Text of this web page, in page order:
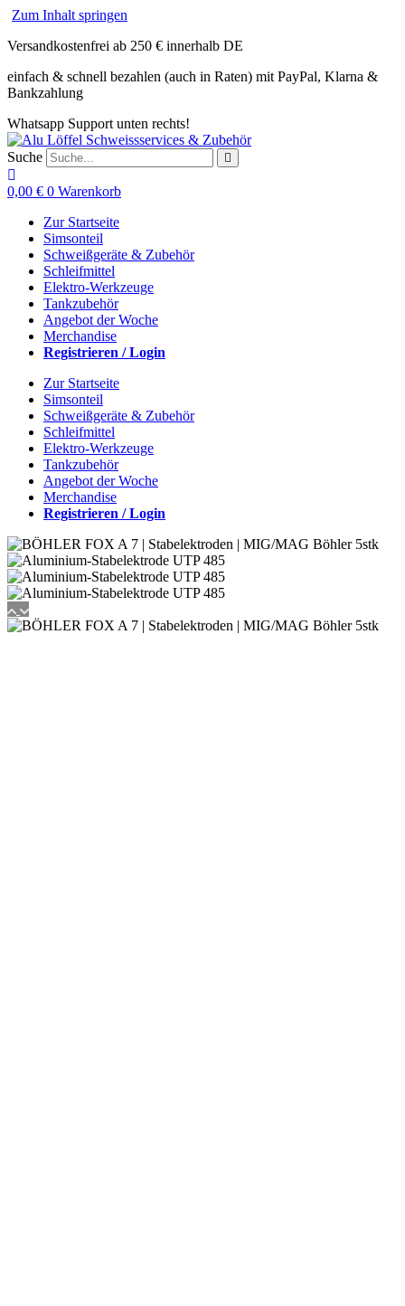
Zum Inhalt springen
Versandkostenfrei ab 250 € innerhalb DE
einfach & schnell bezahlen (auch in Raten) mit PayPal, Klarna &
Bankzahlung
Whatsapp Support unten rechts!
Suche
0,00 € 0 Warenkorb
Zur Startseite
Simsonteil
Schweißgeräte & Zubehör
Schleifmittel
Elektro-Werkzeuge
Tankzubehör
Angebot der Woche
Merchandise
Registrieren / Login
Zur Startseite
Simsonteil
Schweißgeräte & Zubehör
Schleifmittel
Elektro-Werkzeuge
Tankzubehör
Angebot der Woche
Merchandise
Registrieren / Login